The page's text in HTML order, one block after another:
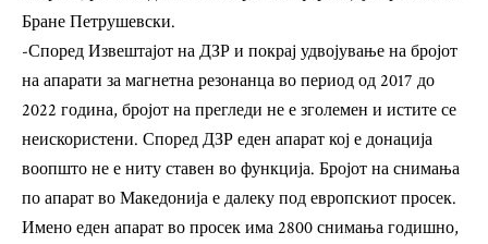
Бране Петрушевски.
-Според Извештајот на ДЗР и покрај удвојување на бројот
на апарати за магнетна резонанца во период од 2017 до
2022 година, бројот на прегледи не е зголемен и истите се
неискористени. Според ДЗР еден апарат кој е донација
воопшто не е ниту ставен во функција. Бројот на снимања
по апарат во Македонија е далеку под европскиот просек.
Имено еден апарат во просек има 2800 снимања годишно,